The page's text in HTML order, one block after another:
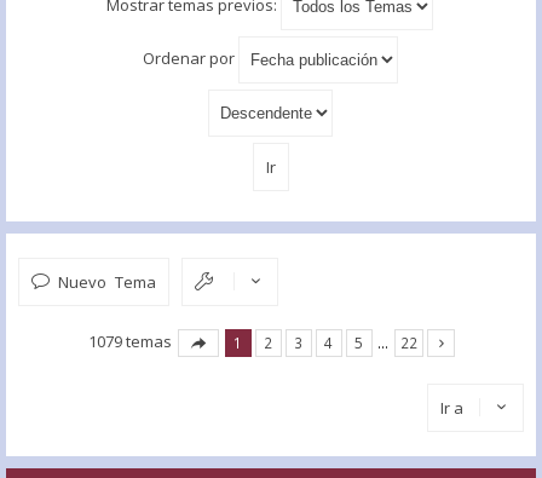
Mostrar temas previos:
Ordenar por
Nuevo Tema
1079 temas 1 2 3 4 5 … 22
Ir a